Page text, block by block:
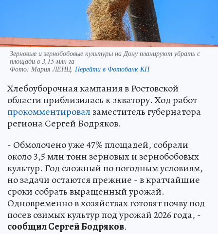
Зерновые и зернобобовые культуры на Дону планируют убрать с
площади в 3,15 млн га
Фото: Мария ЛЕНЦ. Перейти в Фотобанк КП
Хлебоуборочная кампания в Ростовской
области приблизилась к экватору. Ход работ
прокомментировал заместитель губернатора
региона Сергей Бодряков.
- Обмолочено уже 47% площадей, собрали
около 3,5 млн тонн зерновых и зернобобовых
культур. Год сложный по погодным условиям,
но задачи остаются прежние - в кратчайшие
сроки собрать выращенный урожай.
Одновременно в хозяйствах готовят почву под
посев озимых культур под урожай 2026 года, -
сообщил Сергей Бодряков.